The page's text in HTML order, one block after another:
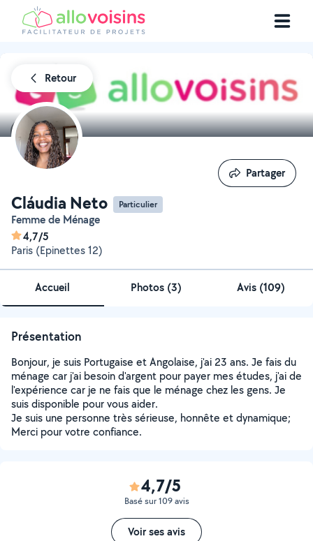
Retour
Cláudia Neto Particulier
Femme de Ménage
4,7/5
Paris (Epinettes 12)
Partager
Partager
Accueil Photos (3) Avis (109)
Présentation
Bonjour, je suis Portugaise et Angolaise, j'ai 23 ans. Je fais du
ménage car j'ai besoin d'argent pour payer mes études, j'ai de
l'expérience car je ne fais que le ménage chez les gens. Je
suis disponible pour vous aider.
Je suis une personne très sérieuse, honnête et dynamique;
Merci pour votre confiance.
4,7/5
Basé sur 109 avis
Voir ses avis